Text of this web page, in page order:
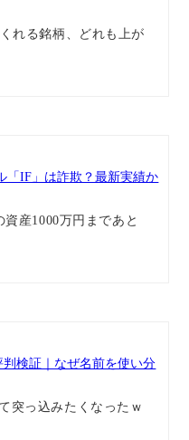
れる銘柄、どれも上が
「IF」は詐欺？最新実績か
産1000万円まであと
検証｜なぜ名前を使い分
突っ込みたくなったｗ